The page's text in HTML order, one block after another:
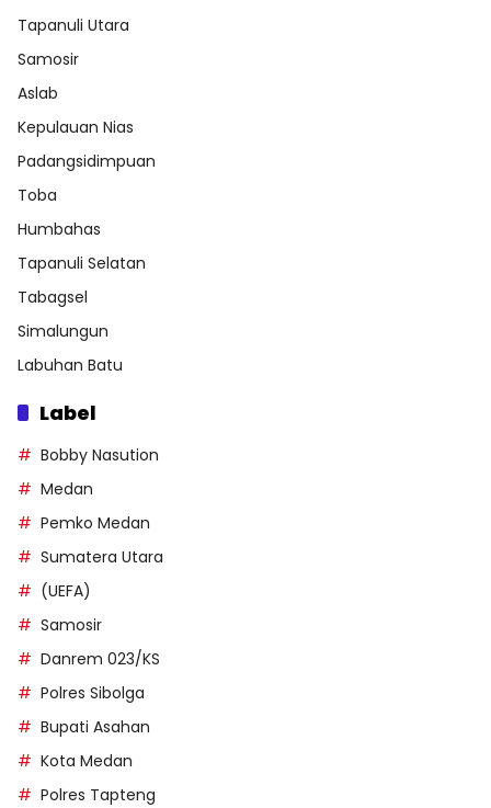
Tapanuli Utara
Samosir
Aslab
Kepulauan Nias
Padangsidimpuan
Toba
Humbahas
Tapanuli Selatan
Tabagsel
Simalungun
Labuhan Batu
Label
Bobby Nasution
Medan
Pemko Medan
Sumatera Utara
(UEFA)
Samosir
Danrem 023/KS
Polres Sibolga
Bupati Asahan
Kota Medan
Polres Tapteng